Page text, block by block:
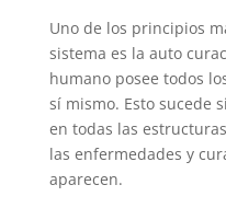
Uno de los principios
sistema es la auto
humano posee todos
sí mismo. Esto sucede
en todas las
las enfermedades y
aparecen.